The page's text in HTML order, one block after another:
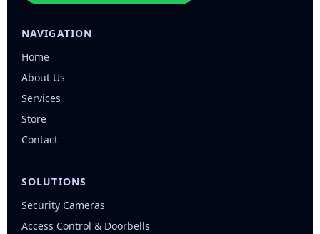
NAVIGATION
Home
About Us
Services
Store
Contact
SOLUTIONS
Security Cameras
Access Control & Doorbells